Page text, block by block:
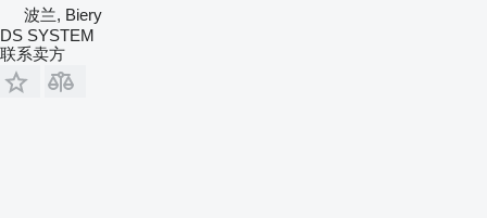
波兰, Biery
DS SYSTEM
联系卖方